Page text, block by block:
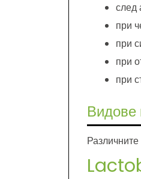
след
при
при
при
при
Видове